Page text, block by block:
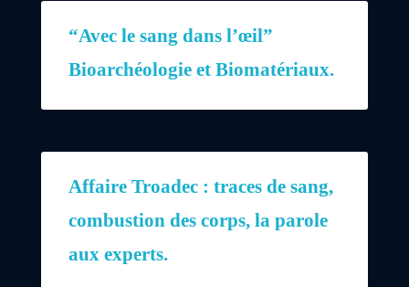
“Avec le sang dans l’œil”
Bioarchéologie et Biomatériaux.
Affaire Troadec : traces de sang,
combustion des corps, la parole
aux experts.